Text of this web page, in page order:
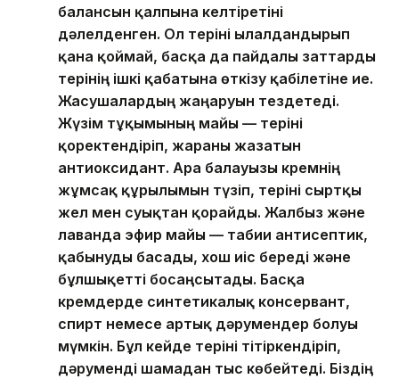
балансын қалпына келтіретіні
дәлелденген. Ол теріні ылғалдандырып
қана қоймай, басқа да пайдалы заттарды
терінің ішкі қабатына өткізу қабілетіне ие.
Жасушалардың жаңаруын тездетеді.
Жүзім тұқымының майы — теріні
қоректендіріп, жараны жазатын
антиоксидант. Ара балауызы кремнің
жұмсақ құрылымын түзіп, теріні сыртқы
жел мен суықтан қорғайды. Жалбыз және
лаванда эфир майы — табиғи антисептик,
қабынуды басады, хош иіс береді және
бұлшықетті босаңсытады. Басқа
кремдерде синтетикалық консервант,
спирт немесе артық дәрумендер болуы
мүмкін. Бұл кейде теріні тітіркендіріп,
дәруменді шамадан тыс көбейтеді. Біздің